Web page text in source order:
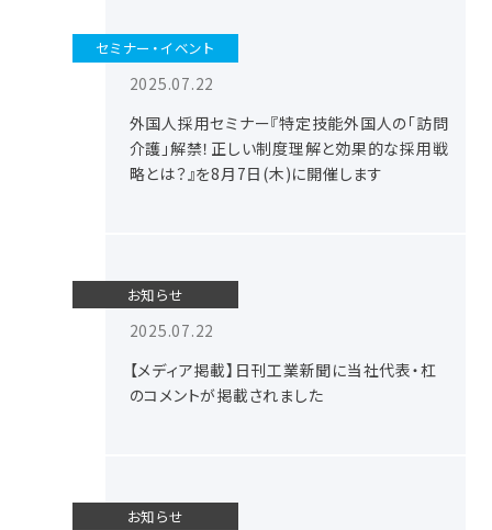
セミナー・イベント
2025.07.22
外国人採用セミナー『特定技能外国人の「訪問
介護」解禁！正しい制度理解と効果的な採用戦
略とは？』を8月7日(木)に開催します
お知らせ
2025.07.22
【メディア掲載】日刊工業新聞に当社代表・杠
のコメントが掲載されました
お知らせ